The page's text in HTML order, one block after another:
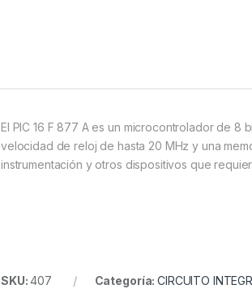
El PIC 16 F 877 A es un microcontrolador de 8
velocidad de reloj de hasta 20 MHz y una
instrumentación y otros dispositivos que
SKU:407 Categoría:CIRCUITO